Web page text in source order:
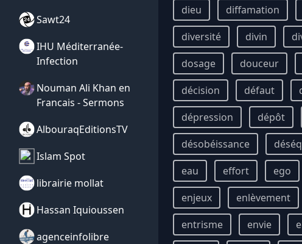
Sawt24
IHU Méditerranée-
Infection
Nouman Ali Khan en
Francais - Sermons
AlbouraqEditionsTV
Islam Spot
librairie mollat
Hassan Iquioussen
agenceinfolibre
dieu
diffamation
diversité
divin
dosage
douceur
décision
défaut
dépression
dépôt
désobéissance
eau
effort ego
enjeux
enlèvement
entrisme
envie